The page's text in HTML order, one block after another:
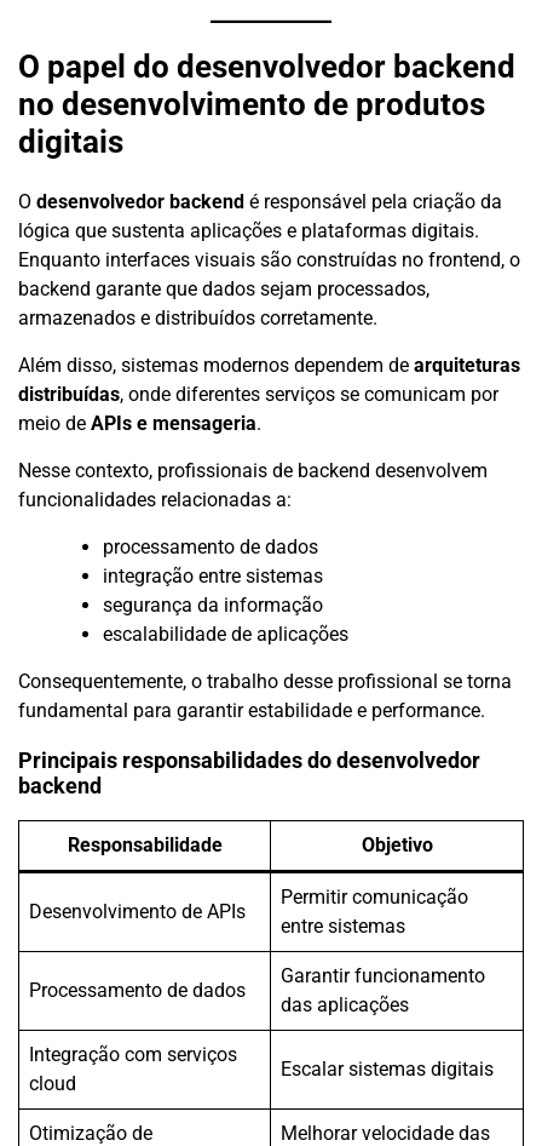
O papel do desenvolvedor backend
no desenvolvimento de produtos
digitais
O desenvolvedor backend é responsável pela criação da
lógica que sustenta aplicações e plataformas digitais.
Enquanto interfaces visuais são construídas no frontend, o
backend garante que dados sejam processados,
armazenados e distribuídos corretamente.
Além disso, sistemas modernos dependem de arquiteturas
distribuídas, onde diferentes serviços se comunicam por
meio de APIs e mensageria.
Nesse contexto, profissionais de backend desenvolvem
funcionalidades relacionadas a:
processamento de dados
integração entre sistemas
segurança da informação
escalabilidade de aplicações
Consequentemente, o trabalho desse profissional se torna
fundamental para garantir estabilidade e performance.
Principais responsabilidades do desenvolvedor
backend
Responsabilidade Objetivo
Desenvolvimento de APIs
Permitir comunicação
entre sistemas
Processamento de dados
Garantir funcionamento
das aplicações
Integração com serviços
cloud
Escalar sistemas digitais
Otimização de
Melhorar velocidade das